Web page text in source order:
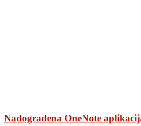
Nadograđena OneNote